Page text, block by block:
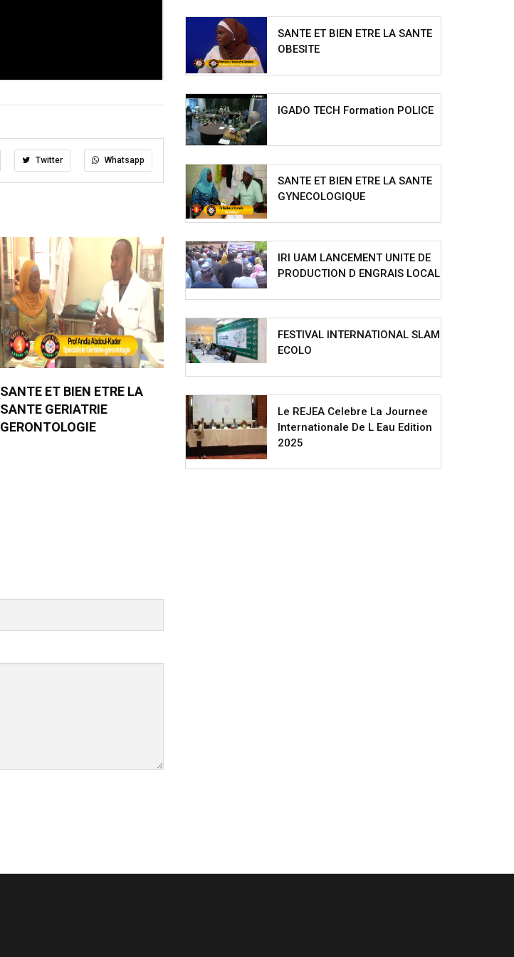
Twitter Whatsapp
SANTE ET BIEN ETRE LA
SANTE GERIATRIE
GERONTOLOGIE
SANTE ET BIEN ETRE LA SANTE
OBESITE
IGADO TECH Formation POLICE
SANTE ET BIEN ETRE LA SANTE
GYNECOLOGIQUE
IRI UAM LANCEMENT UNITE DE
PRODUCTION D ENGRAIS LOCAL
FESTIVAL INTERNATIONAL SLAM
ECOLO
Le REJEA Celebre La Journee
Internationale De L Eau Edition
2025